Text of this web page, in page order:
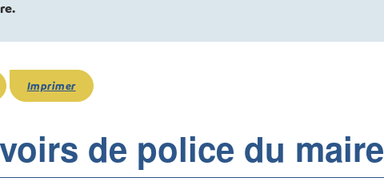
Imprimer
de police du maire